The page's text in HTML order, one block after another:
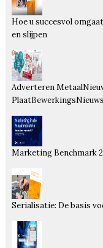
Hoe u succesvol
en slijpen
Adverteren
PlaatBewerkingsNieuws
Marketing Benchmark
Serialisatie: De basis